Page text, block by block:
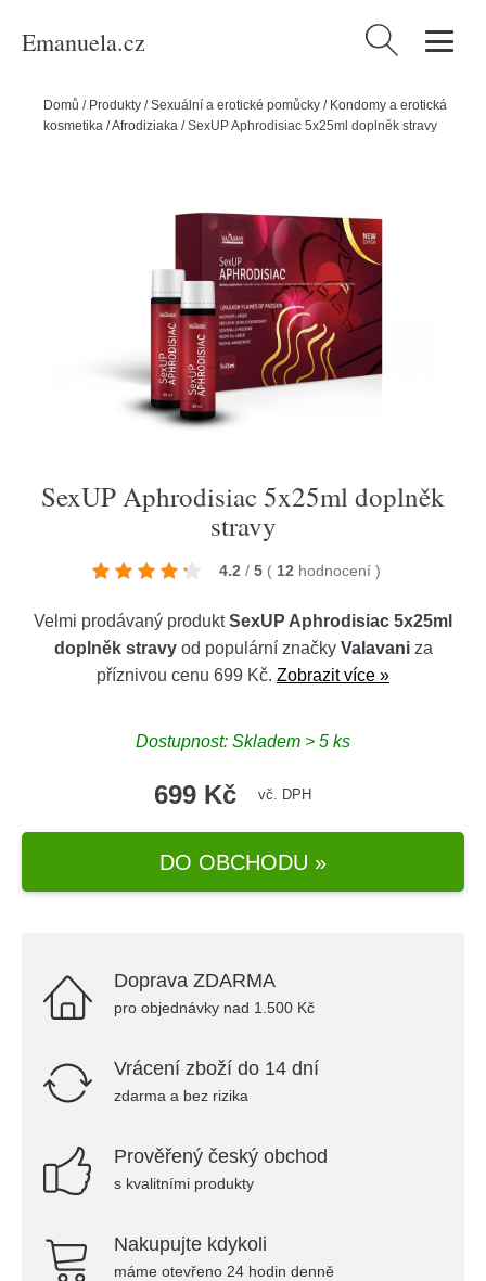
Emanuela.cz Vyhledávání
Domů / Produkty /Sexuální a erotické pomůcky / Kondomy a erotická
kosmetika /Afrodiziaka /SexUP Aphrodisiac 5x25ml doplněk stravy
SexUP Aphrodisiac 5x25ml doplněk
stravy
4.2 / 5 ( 12 hodnocení )
Velmi prodávaný produktSexUP Aphrodisiac 5x25ml
doplněk stravyod populární značky Valavaniza
příznivou cenu 699 Kč. Zobrazit více »
Dostupnost: Skladem > 5 ks
699 Kč vč. DPH
DO OBCHODU »
Doprava ZDARMA
pro objednávky nad 1.500 Kč
Vrácení zboží do 14 dní
zdarma a bez rizika
Prověřený český obchod
s kvalitními produkty
Nakupujte kdykoli
máme otevřeno 24 hodin denně